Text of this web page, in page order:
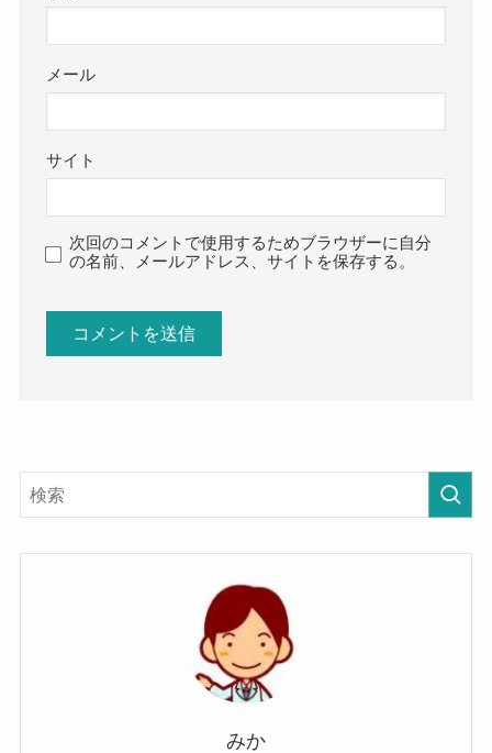
メール
サイト
次回のコメントで使用するためブラウザーに自分
の名前、メールアドレス、サイトを保存する。
みか